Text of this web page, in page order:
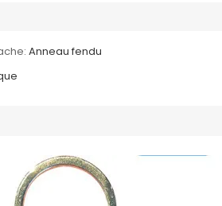
Anneau fendu